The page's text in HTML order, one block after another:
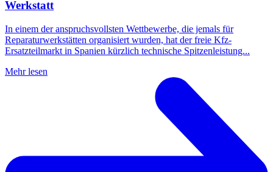
Werkstatt
In einem der anspruchsvollsten Wettbewerbe, die jemals für
Reparaturwerkstätten organisiert wurden, hat der freie Kfz-
Ersatzteilmarkt in Spanien kürzlich technische Spitzenleistung...
Mehr lesen